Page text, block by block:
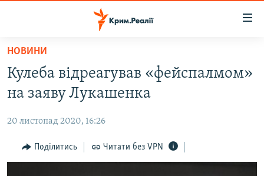
Перейти
основного
матеріалу
до
навігації
Перейти
НОВИНИ
ВОДА.КРИМ
ВІДЕО ТА ФОТО
ПОЛІТИКА
БЛОГИ
НОВИНИ
Кулеба відреагував «фейспалмом»
на заяву Лукашенка
20 листопад 2020, 16:26
Поділитись Читати без VPN